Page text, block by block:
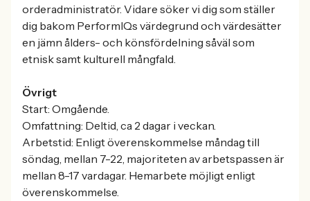
orderadministratör. Vidare söker vi dig som ställer
dig bakom PerformIQs värdegrund och värdesätter
en jämn ålders- och könsfördelning såväl som
etnisk samt kulturell mångfald.
Övrigt
Start: Omgående.
Omfattning: Deltid, ca 2 dagar i veckan.
Arbetstid: Enligt överenskommelse måndag till
söndag, mellan 7-22, majoriteten av arbetspassen är
mellan 8-17 vardagar. Hemarbete möjligt enligt
överenskommelse.